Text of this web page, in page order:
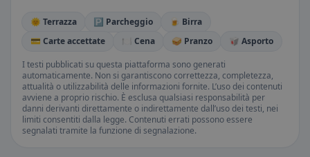
🌞 Terrazza 🅿️ Parcheggio
🍺 Birra
💳 Carte accettate
🍽️ Cena 🥪 Pranzo
🥡 Asporto
I testi pubblicati su questa piattaforma sono generati
automaticamente. Non si garantiscono correttezza, completezza,
attualità o utilizzabilità delle informazioni fornite. L’uso dei contenuti
avviene a proprio rischio. È esclusa qualsiasi responsabilità per
danni derivanti direttamente o indirettamente dall’uso dei testi, nei
limiti consentiti dalla legge. Contenuti errati possono essere
segnalati tramite la funzione di segnalazione.